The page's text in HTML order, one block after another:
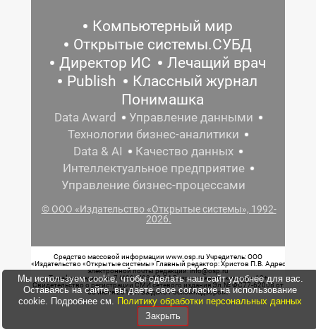
Компьютерный мир
Открытые системы.СУБД
Директор ИС
Лечащий врач
Publish
Классный журнал
Понимашка
Data Award
Управление данными
Технологии бизнес-аналитики
Data & AI
Качество данных
Интеллектуальное предприятие
Управление бизнес-процессами
© ООО «Издательство «Открытые системы», 1992-
2026.
Средство массовой информации www.osp.ru Учредитель: ООО
«Издательство «Открытые системы» Главный редактор: Христов П.В. Адрес
электронной почты редакции: info@osp.ru
Телефон редакции: 7 (499) 703-18-54 Возрастная маркировка: 12+
Свидетельство о регистрации СМИ сетевого издания Эл.№ ФС77-62008 от
05 июня 2015 г. выдано Роскомнадзором.
Мы используем cookie, чтобы сделать наш сайт удобнее для вас.
Оставаясь на сайте, вы даете свое согласие на использование
cookie. Подробнее см. Политику обработки персональных данных
Закрыть